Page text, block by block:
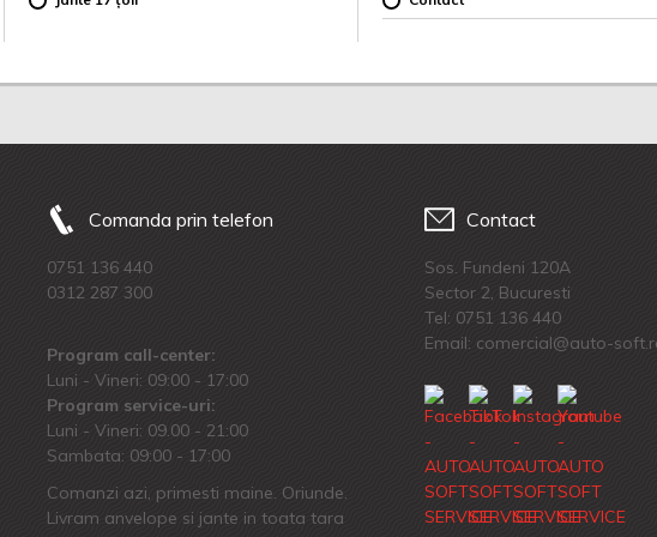
Comanda prin telefon
0751 136 440
0312 287 300
Program call-center:
Luni - Vineri: 09:00 - 17:00
Program service-uri:
Luni - Vineri: 09.00 - 21:00
Sambata: 09:00 - 17:00
Comanzi azi, primesti maine. Oriunde.
Livram anvelope si jante in toata tara
Contact
Sos. Fundeni 120A
Sector 2, Bucuresti
Tel: 0751 136 440
Email: comercial@auto-